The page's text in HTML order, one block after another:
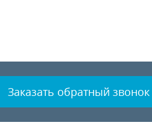
Заказать обратный звонок